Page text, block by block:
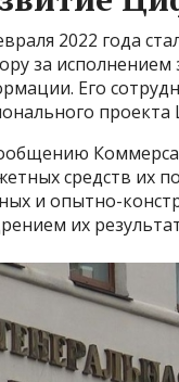
2022 года
за
Его
средств их
и опытно-
их